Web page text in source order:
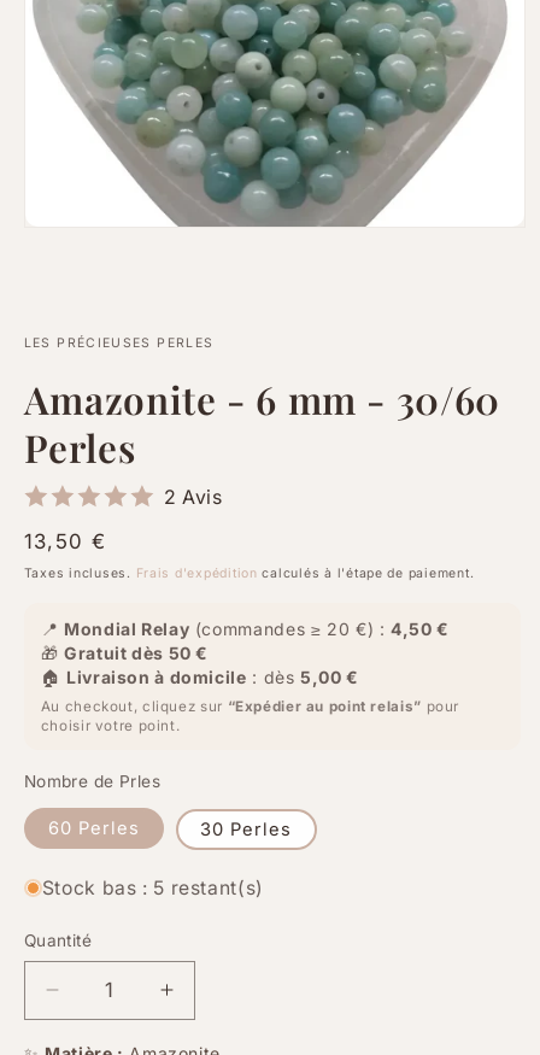
fenêtre
LES PRÉCIEUSES PERLES
Amazonite - 6 mm - 30/60
Perles
2 Avis
Prix
habituel
13,50 €
Taxes incluses. Frais d'expédition calculés à l'étape de paiement.
📍 Mondial Relay (commandes ≥ 20 €) :4,50 €
🎁Gratuit dès 50 €
🏠 Livraison à domicile : dès5,00 €
Au checkout, cliquez sur “Expédier au point relais” pour
choisir votre point.
Nombre de Prles
60 Perles 30 Perles
Stock bas : 5 restant(s)
Quantité
Quantité
Réduire
la
Augmenter
la